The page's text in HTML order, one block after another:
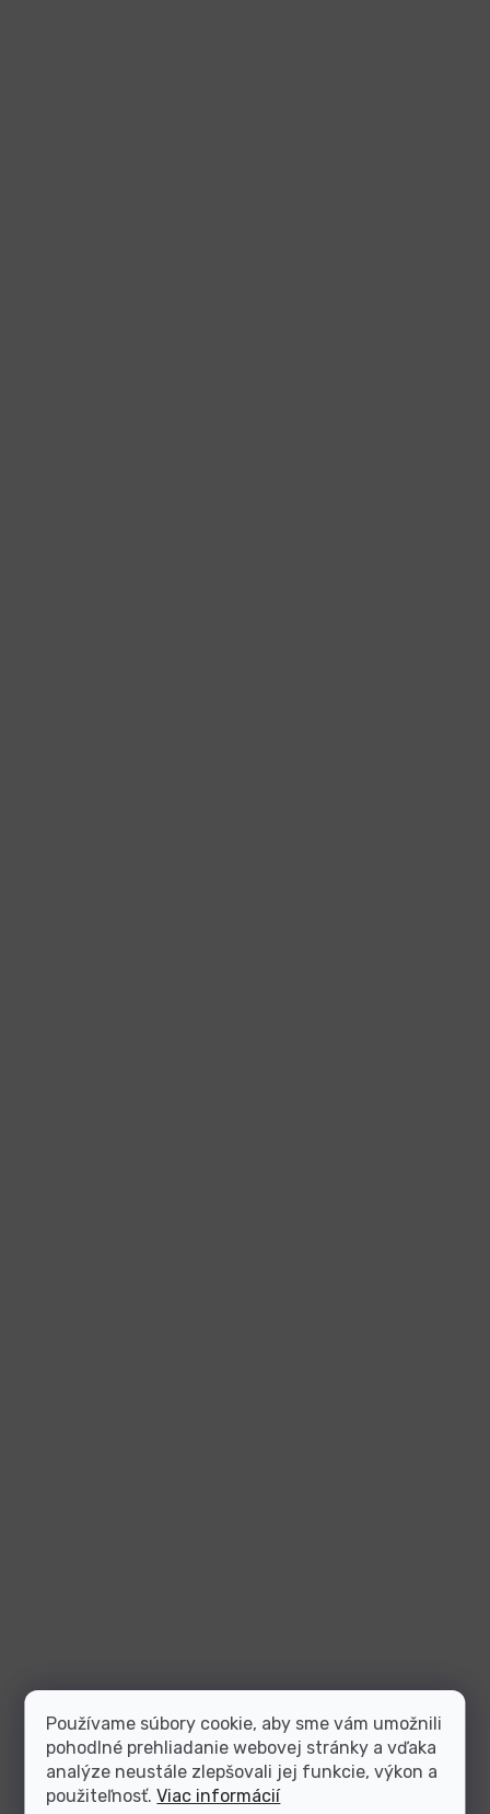
Používame súbory cookie, aby sme vám umožnili
pohodlné prehliadanie webovej stránky a vďaka
analýze neustále zlepšovali jej funkcie, výkon a
použiteľnosť.Viac informácií